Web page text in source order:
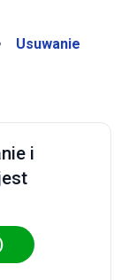
Usuwanie
i